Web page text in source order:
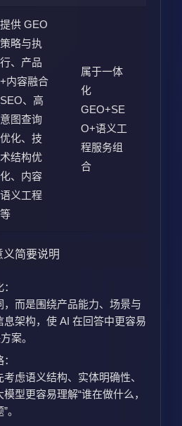
提供 GEO
策略与执
行、产品
+内容融合
SEO、高
意图查询
优化、技
术结构优
化、内容
语义工程
等
属于一体
化
GEO+SE
O+语义工
程服务组
合
简要说明
，而是围绕产品能力、场景与
息架构，使 AI 在回答中更容易
案。
虑语义结构、实体明确性、
模型更容易理解“谁在做什么，
。